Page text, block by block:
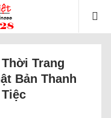
Trang
Bản Thanh